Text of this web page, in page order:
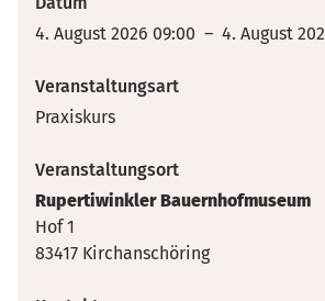
4. August 2026 09:00 – 4. August
Veranstaltungsart
Praxiskurs
Veranstaltungsort
Rupertiwinkler Bauernhofmuseum
Hof 1
83417 Kirchanschöring